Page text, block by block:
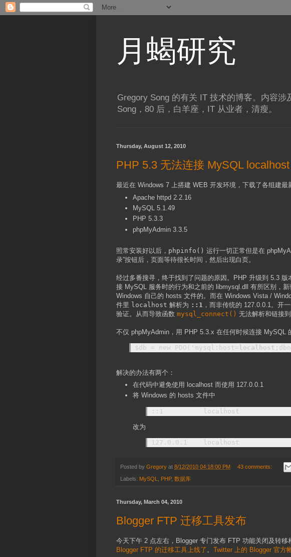
月蝎研究
Gregory Song 的有关 IT 技术的博客。内容
Song，80 后，白羊座，IT 从业者，清瘦。
Thursday, August 12, 2010
PHP 5.3 无法连接 MySQL
最近在 Windows 7 上搭建 WEB 开发环境，下载了各组建最
Apache httpd 2.2.16
MySQL 5.1.49
PHP 5.3.3
phpMyAdmin 3.3.5
照常安装好以后， phpinfo() 运行一切正常但是在
录”按钮后，页面等待很长时间，然后出现白页。
经过多番搜寻，终于找到了问题的原因。PHP 升级到 5.3
接 MySQL 服务时的行为和之前的 libmysql.dll 有所区别，新
Windows 自己的 hosts 文件的。而在 Windows Vista /
件里 localhost 解析为 ::1 ，而非传统的 127.0.0.1。开
验证。从而导致函数 mysql_connect() 无法解析和链接到
不仅 phpMyAdmin，用 PHP 5.3.x 在任何时候连接 MySQL
$db = new PDO('mysql:host= localhost
解决的办法有两个：
在代码中避免使用 localhost 而使用 127.0.0.1
将 Windows 的 hosts 文件中
::1          localhost
改为
127.0.0.1    localhost
Posted by Gregory at 8/12/2010 04:18:00 PM 43 comments:
Labels: MySQL PHP, 数据库
Thursday, March 04, 2010
Blogger FTP 迁移工具发布
今天下午 2 点左右，Blogger 专门发布 FTP 功能关闭及转移
Blogger FTP 的迁移工具上线了 。 Twitter 上的 Blogger 官方